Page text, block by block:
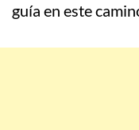
guía en este